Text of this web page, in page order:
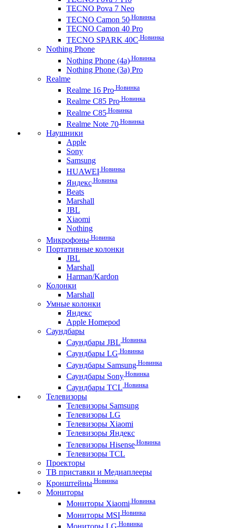
TECNO Pova 7 Neo
TECNO Camon 50 Новинка
TECNO Camon 40 Pro
TECNO SPARK 40C Новинка
Nothing Phone
Nothing Phone (4a) Новинка
Nothing Phone (3a) Pro
Realme
Realme 16 Pro Новинка
Realme C85 Pro Новинка
Realme C85 Новинка
Realme Note 70 Новинка
Наушники
Apple
Sony
Samsung
HUAWEI Новинка
Яндекс Новинка
Beats
Marshall
JBL
Xiaomi
Nothing
Микрофоны Новинка
Портативные колонки
JBL
Marshall
Harman/Kardon
Колонки
Marshall
Умные колонки
Яндекс
Apple Homepod
Саундбары
Саундбары JBL Новинка
Саундбары LG Новинка
Саундбары Samsung Новинка
Саундбары Sony Новинка
Саундбары TCL Новинка
Телевизоры
Телевизоры Samsung
Телевизоры LG
Телевизоры Xiaomi
Телевизоры Яндекс
Телевизоры Hisense Новинка
Телевизоры TCL
Проекторы
ТВ приставки и Медиаплееры
Кронштейны Новинка
Мониторы
Мониторы Xiaomi Новинка
Мониторы MSI Новинка
Мониторы LG Новинка